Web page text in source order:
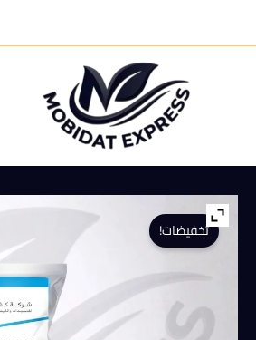
تخفيضات!